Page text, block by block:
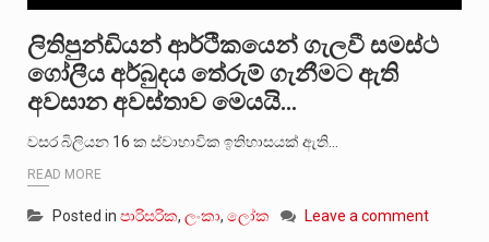
ලිතිපුන්ඩියන් ආර්ථිකයෙන් ගැලවී සමස්ථ
ගෝලීය අර්බුදය තේරුම් ගැනීමට ඇති
අවසාන අවස්තාව මෙයයි…
වසර බිලියන 16 ක ස්වාභාවික ඉතිහාසයක් ඇති…
READ MORE
Posted in පාරිසරික, ලංකා, ලෝක Leave a comment